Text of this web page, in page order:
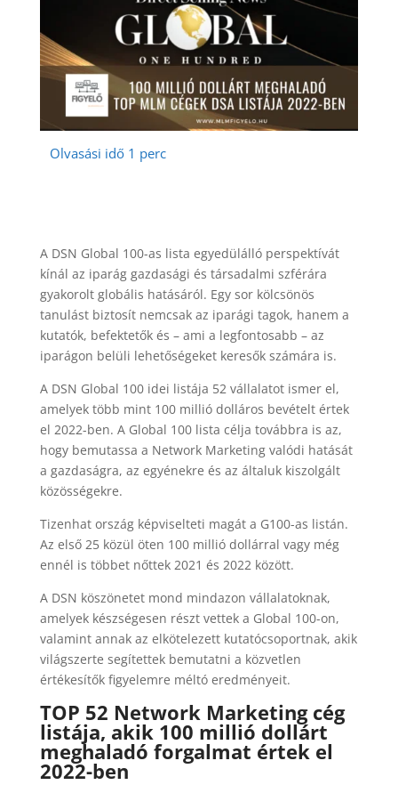
A DSN Global 100-as lista egyedülálló perspektívát
kínál az iparág gazdasági és társadalmi szférára
gyakorolt ​​globális hatásáról. Egy sor kölcsönös
tanulást biztosít nemcsak az iparági tagok, hanem a
kutatók, befektetők és – ami a legfontosabb – az
iparágon belüli lehetőségeket keresők számára is.
A DSN Global 100 idei listája 52 vállalatot ismer el,
amelyek több mint 100 millió dolláros bevételt értek
el 2022-ben. A Global 100 lista célja továbbra is az,
hogy bemutassa a Network Marketing valódi hatását
a gazdaságra, az egyénekre és az általuk kiszolgált
közösségekre.
Tizenhat ország képviselteti magát a G100-as listán.
Az első 25 közül öten 100 millió dollárral vagy még
ennél is többet nőttek 2021 és 2022 között.
A DSN köszönetet mond mindazon vállalatoknak,
amelyek készségesen részt vettek a Global 100-on,
valamint annak az elkötelezett kutatócsoportnak, akik
világszerte segítettek bemutatni a közvetlen
értékesítők figyelemre méltó eredményeit.
TOP 52 Network Marketing cég
listája, akik 100 millió dollárt
meghaladó forgalmat értek el
2022-ben